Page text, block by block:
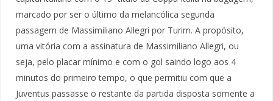
marcado por ser o último da melancólica segunda
passagem de Massimiliano Allegri por Turim. A propósito,
uma vitória com a assinatura de Massimiliano Allegri, ou
seja, pelo placar mínimo e com o gol saindo logo aos 4
minutos do primeiro tempo, o que permitiu com que a
Juventus passasse o restante da partida disposta somente a